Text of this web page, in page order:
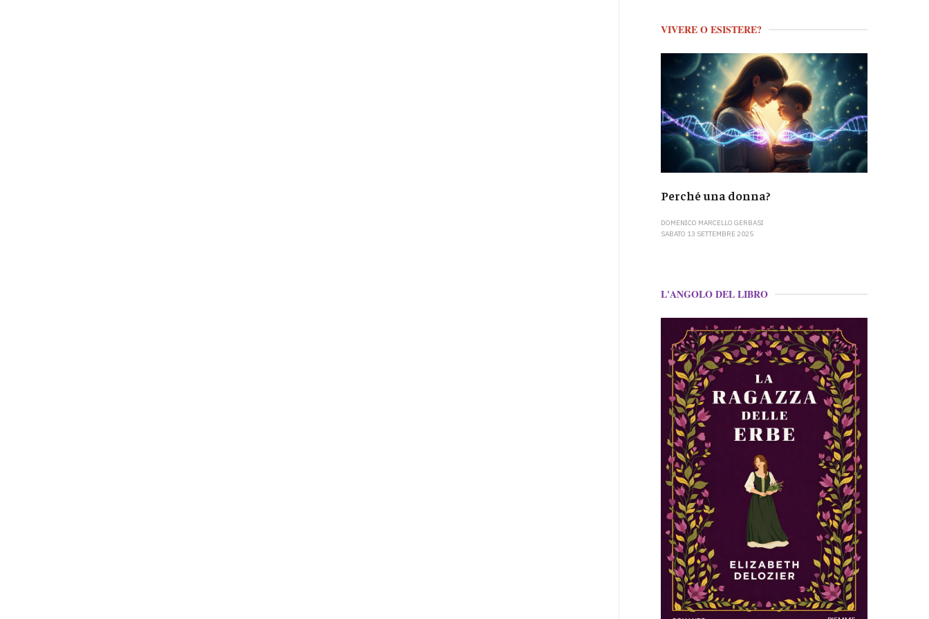
VIVERE O ESISTERE?
Perché una donna?
DOMENICO MARCELLO GERBASI
SABATO 13 SETTEMBRE 2025
L'ANGOLO DEL LIBRO